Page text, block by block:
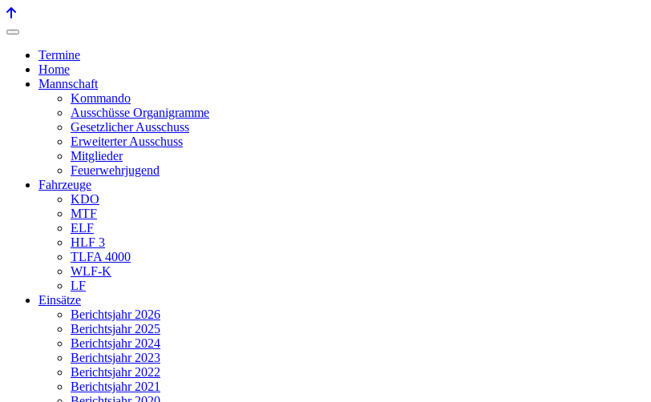
Termine
Home
Mannschaft
Kommando
Ausschüsse Organigramme
Gesetzlicher Ausschuss
Erweiterter Ausschuss
Mitglieder
Feuerwehrjugend
Fahrzeuge
KDO
MTF
ELF
HLF 3
TLFA 4000
WLF-K
LF
Einsätze
Berichtsjahr 2026
Berichtsjahr 2025
Berichtsjahr 2024
Berichtsjahr 2023
Berichtsjahr 2022
Berichtsjahr 2021